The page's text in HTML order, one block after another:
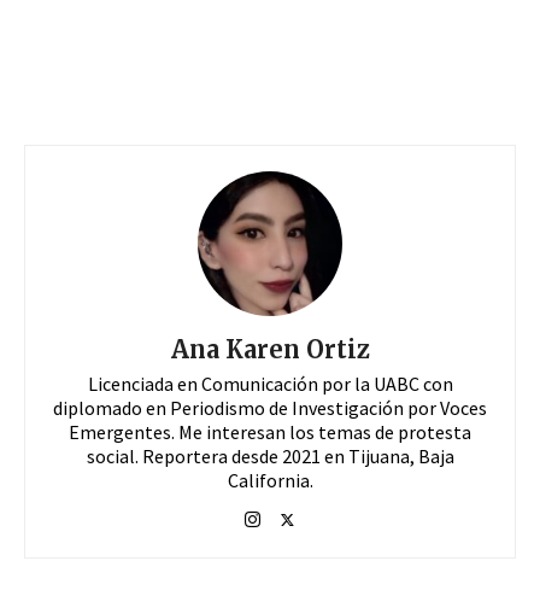
Ana Karen Ortiz
Licenciada en Comunicación por la UABC con
diplomado en Periodismo de Investigación por Voces
Emergentes. Me interesan los temas de protesta
social. Reportera desde 2021 en Tijuana, Baja
California.